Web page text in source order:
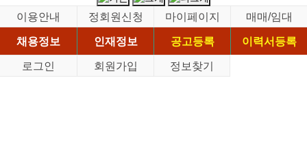
이용안내 정회원신청 마이페이지
매매/임대
채용정보
인재정보 공고등록
이력서등록
로그인
회원가입 정보찾기